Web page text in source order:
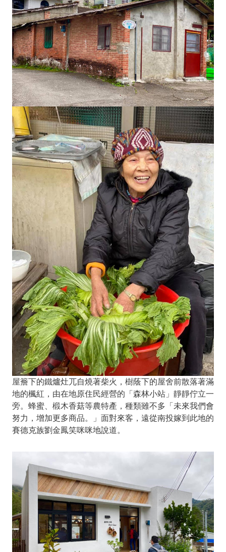
屋簷下的鐵爐灶兀自燒著柴火，樹蔭下的屋舍前散落著滿
地的楓紅，由在地原住民經營的「森林小站」靜靜佇立一
旁。蜂蜜、椴木香菇等農特產，種類雖不多「未來我們會
努力，增加更多商品。」面對來客，遠從南投嫁到此地的
賽德克族劉金鳳笑咪咪地說道。